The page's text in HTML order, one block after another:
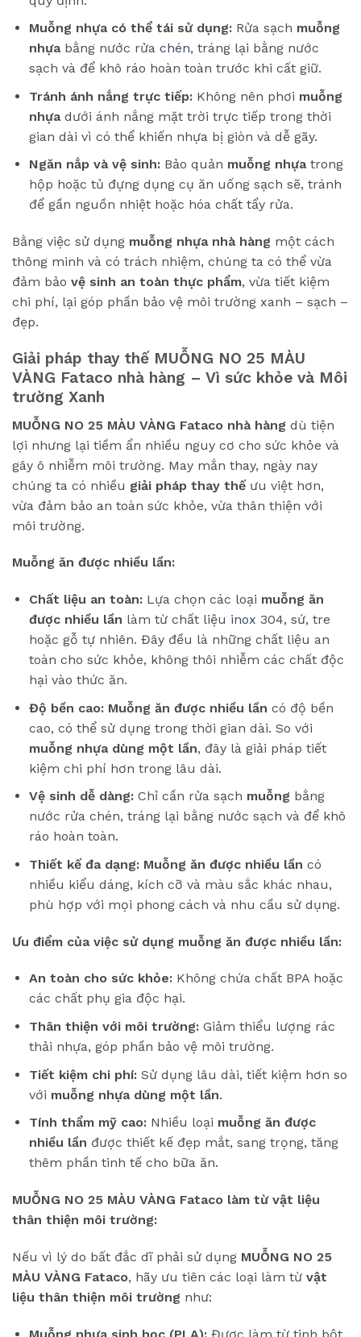
Muỗng nhựa có thể tái sử dụng:Rửa sạch muỗng
nhựabằng nước rửa chén, tráng lại bằng nước
sạch và để khô ráo hoàn toàn trước khi cất giữ.
Tránh ánh nắng trực tiếp:Không nên phơi muỗng
nhựadưới ánh nắng mặt trời trực tiếp trong thời
gian dài vì có thể khiến nhựa bị giòn và dễ gãy.
Ngăn nắp và vệ sinh:Bảo quản muỗng nhựatrong
hộp hoặc tủ đựng dụng cụ ăn uống sạch sẽ, tránh
để gần nguồn nhiệt hoặc hóa chất tẩy rửa.
Bằng việc sử dụng muỗng nhựa nhà hàng một cách
thông minh và có trách nhiệm, chúng ta có thể vừa
đảm bảo vệ sinh an toàn thực phẩm, vừa tiết kiệm
chi phí, lại góp phần bảo vệ môi trường xanh – sạch –
đẹp.
Giải pháp thay thế MUỖNG NO 25 MÀU
VÀNG Fataco nhà hàng – Vì sức khỏe và Môi
trường Xanh
MUỖNG NO 25 MÀU VÀNG Fataco nhà hàng dù tiện
lợi nhưng lại tiềm ẩn nhiều nguy cơ cho sức khỏe và
gây ô nhiễm môi trường. May mắn thay, ngày nay
chúng ta có nhiều giải pháp thay thếưu việt hơn,
vừa đảm bảo an toàn sức khỏe, vừa thân thiện với
môi trường.
Muỗng ăn được nhiều lần:
Chất liệu an toàn:Lựa chọn các loại muỗng ăn
được nhiều lần làm từ chất liệu inox 304, sứ, tre
hoặc gỗ tự nhiên. Đây đều là những chất liệu an
toàn cho sức khỏe, không thôi nhiễm các chất độc
hại vào thức ăn.
Độ bền cao: Muỗng ăn được nhiều lần có độ bền
cao, có thể sử dụng trong thời gian dài. So với
muỗng nhựa dùng một lần, đây là giải pháp tiết
kiệm chi phí hơn trong lâu dài.
Vệ sinh dễ dàng:Chỉ cần rửa sạch muỗng bằng
nước rửa chén, tráng lại bằng nước sạch và để khô
ráo hoàn toàn.
Thiết kế đa dạng: Muỗng ăn được nhiều lần có
nhiều kiểu dáng, kích cỡ và màu sắc khác nhau,
phù hợp với mọi phong cách và nhu cầu sử dụng.
Ưu điểm của việc sử dụng muỗng ăn được nhiều lần:
An toàn cho sức khỏe:Không chứa chất BPA hoặc
các chất phụ gia độc hại.
Thân thiện với môi trường:Giảm thiểu lượng rác
thải nhựa, góp phần bảo vệ môi trường.
Tiết kiệm chi phí:Sử dụng lâu dài, tiết kiệm hơn so
với muỗng nhựa dùng một lần.
Tính thẩm mỹ cao:Nhiều loại muỗng ăn được
nhiều lần được thiết kế đẹp mắt, sang trọng, tăng
thêm phần tinh tế cho bữa ăn.
MUỖNG NO 25 MÀU VÀNG Fataco làm từ vật liệu
thân thiện môi trường:
Nếu vì lý do bất đắc dĩ phải sử dụng MUỖNG NO 25
MÀU VÀNG Fataco, hãy ưu tiên các loại làm từ vật
liệu thân thiện môi trường như:
Muỗng nhựa sinh học (PLA):Được làm từ tinh bột